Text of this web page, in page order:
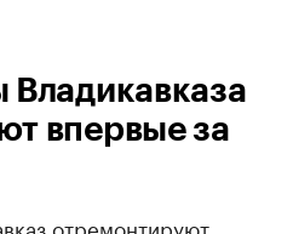
впервые за
отремонтируют